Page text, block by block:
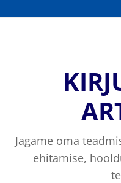
Jagame oma
ehitamise,